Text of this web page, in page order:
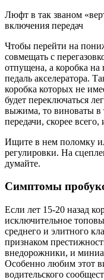
Люфт в так званом
включения передач
Чтобы перейти на
совмещать с
отпущена, а коробка
педаль акселератора.
коробка которых не
будет переключаться
выжима, то виноваты в
передачи, скорее
Ищите в нем поломку
регулировки. На
думайте.
Симптомы
Если лет 15-20 назад
исключительное
среднего и элитного
признаком
внедорожники, и
Особенно любим этот
водительского